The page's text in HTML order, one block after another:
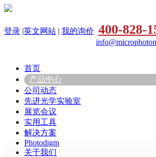
登录 |英文网站 | 我的询价 400-828-
首页
产品中心
公司动态
先进光学实验室
展览会议
实用工具
解决方案
Photodigm
关于我们